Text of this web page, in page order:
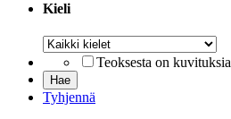
Kieli
Kieli
Teoksesta on kuvituksia
Tyhjennä